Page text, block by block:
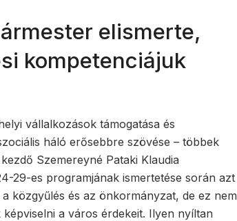
elismerte,
kompetenciájuk
vállalkozások támogatása és
háló erősebbre szövése – többek
Szemereyné Pataki Klaudia
29-es programjának ismertetése során azt
közgyűlés és az önkormányzat, de ez nem
a város érdekeit. Ilyen nyíltan